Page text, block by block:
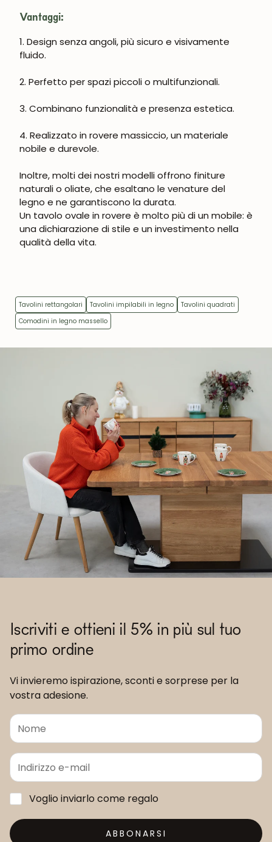
Vantaggi:
1. Design senza angoli, più sicuro e visivamente
fluido.
2. Perfetto per spazi piccoli o multifunzionali.
3. Combinano funzionalità e presenza estetica.
4. Realizzato in rovere massiccio, un materiale
nobile e durevole.
Inoltre, molti dei nostri modelli offrono finiture
naturali o oliate, che esaltano le venature del
legno e ne garantiscono la durata.
Un tavolo ovale in rovere è molto più di un mobile: è
una dichiarazione di stile e un investimento nella
qualità della vita.
Tavolini rettangolari Tavolini impilabili in legno
Tavolini quadrati
Comodini in legno massello
Iscriviti e ottieni il 5% in più sul tuo
primo ordine
Vi invieremo ispirazione, sconti e sorprese per la
vostra adesione.
Voglio inviarlo come regalo
ABBONARSI
UNISCITI ALLA NOSTRA
Novità e vantaggi riservati agli iscritti.
Iscrivermi